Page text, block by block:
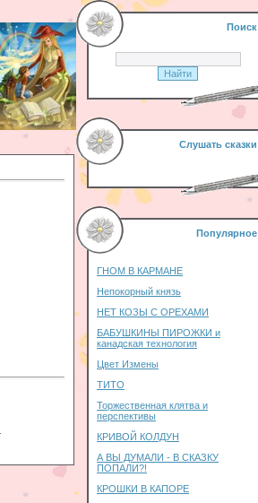
Поиск
Слушать сказки
Популярное
ГНОМ В КАРМАНЕ
Непокорный князь
НЕТ КОЗЫ С ОРЕХАМИ
БАБУШКИНЫ ПИРОЖКИ и
канадская технология
Цвет Измены
ТИТО
Торжественная клятва и
перспективы
КРИВОЙ КОЛДУН
А ВЫ ДУМАЛИ - В СКАЗКУ
ПОПАЛИ?!
КРОШКИ В КАПОРЕ